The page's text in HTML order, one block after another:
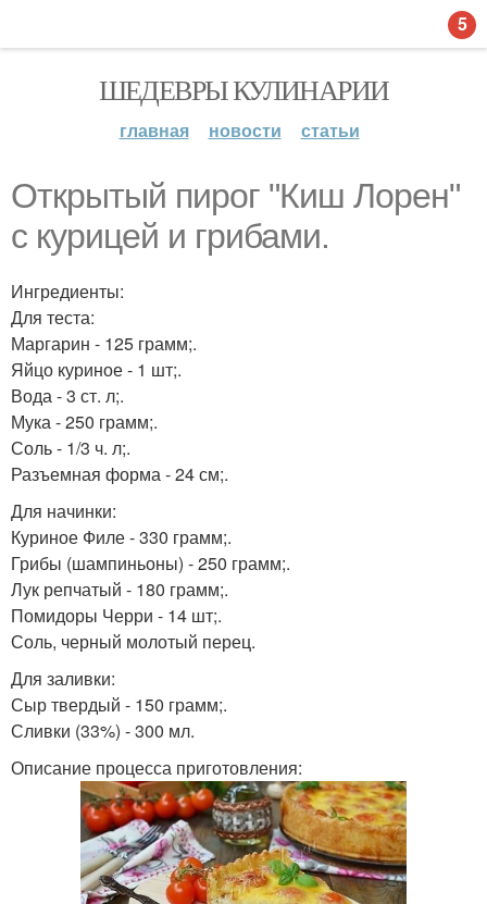
ШЕДЕВРЫ КУЛИНАРИИ
главная новости статьи
Открытый пирог "Киш Лорен"
с курицей и грибами.
Ингредиенты:
Для теста:
Маргарин - 125 грамм;.
Яйцо куриное - 1 шт;.
Вода - 3 ст. л;.
Мука - 250 грамм;.
Соль - 1/3 ч. л;.
Разъемная форма - 24 см;.
Для начинки:
Куриное Филе - 330 грамм;.
Грибы (шампиньоны) - 250 грамм;.
Лук репчатый - 180 грамм;.
Помидоры Черри - 14 шт;.
Соль, черный молотый перец.
Для заливки:
Сыр твердый - 150 грамм;.
Сливки (33%) - 300 мл.
Описание процесса приготовления:
5